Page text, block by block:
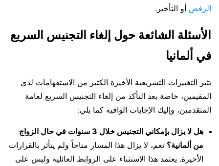
الرفض أو التأخير.
الأسئلة الشائعة حول إلغاء التجنيس السريع
في ألمانيا
تثير التغييرات التشريعية الأخيرة الكثير من الاستفهامات لدى
المقيمين، خاصة بعد التأكد من إلغاء التجنيس السريع لعامة
المتقدمين، وإليك الإجابات الوافية كما يلي:
هل لا يزال بإمكاني التجنيس خلال 3 سنوات في حال الزواج
من ألمانية؟ نعم، لا يزال هذا المسار متاحاً ولم يتأثر بالقرارات
الأخيرة. يعتمد هذا الاستثناء على الروابط العائلية وليس على